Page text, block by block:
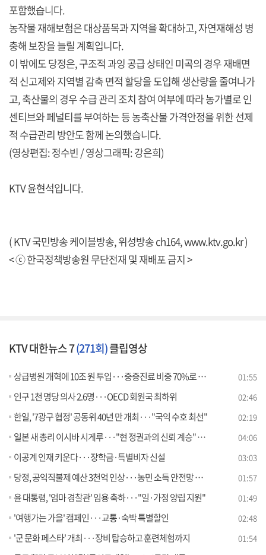
포함했습니다.
농작물 재해보험은 대상품목과 지역을 확대하고, 자연재해성 병
충해 보장을 늘릴 계획입니다.
이 밖에도 당정은, 구조적 과잉 공급 상태인 미곡의 경우 재배면
적 신고제와 지역별 감축 면적 할당을 도입해 생산량을 줄여나가
고, 축산물의 경우 수급 관리 조치 참여 여부에 따라 농가별로 인
센티브와 페널티를 부여하는 등 농축산물 가격안정을 위한 선제
적 수급관리 방안도 함께 논의했습니다.
(영상편집: 정수빈 / 영상그래픽: 강은희)
KTV 윤현석입니다.
( KTV 국민방송 케이블방송, 위성방송 ch164,www.ktv.go.kr)
< ⓒ 한국정책방송원 무단전재 및 재배포 금지 >
KTV 대한뉴스 7(271회)클립영상
상급병원 개혁에 10조 원 투입···중증진료 비중 70%로 상향 01:55
인구 1천 명당 의사 2.6명···OECD 회원국 최하위 02:46
한일, '7광구 협정' 공동위 40년 만 개최···"국익 수호 최선" 02:19
일본 새 총리 이시바 시게루···"현 정권과의 신뢰 계승" [뉴스의 맥] 04:06
이공계 인재 키운다···장학금·특별비자 신설 03:03
당정, 공익직불제 예산 3천억 인상···농민 소득 안전망 구축 01:57
윤 대통령, '엄마 경찰관' 임용 축하···"일·가정 양립 지원" 01:49
'여행가는 가을' 캠페인···교통·숙박 특별할인 02:48
'군 문화 페스타' 개최···장비 탑승하고 훈련체험까지 01:54